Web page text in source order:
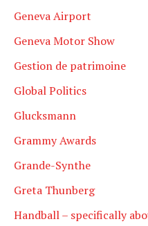
Geneva Airport
Geneva Motor Show
Gestion de patrimoine
Global Politics
Glucksmann
Grammy Awards
Grande-Synthe
Greta Thunberg
Handball – specifically